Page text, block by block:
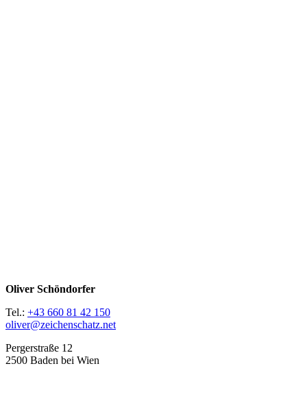
Oliver Schöndorfer
Tel.: +43 660 81 42 150
oliver@zeichenschatz.net
Pergerstraße 12
2500 Baden bei Wien